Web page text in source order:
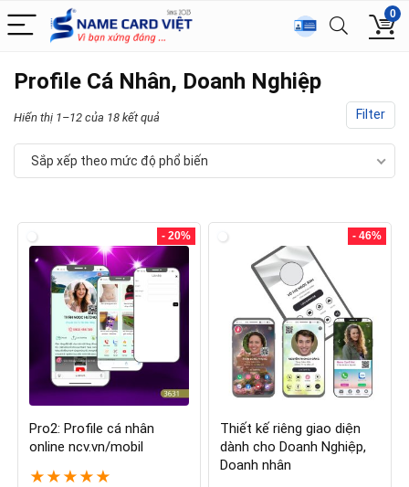
0
Profile Cá Nhân, Doanh Nghiệp
Filter
Hiển thị 1–12 của 18 kết quả
Sắp xếp theo mức độ phổ biến
- 20%
Pro2: Profile cá nhân
online ncv.vn/mobil
★ ★ ★ ★ ★
- 46%
Thiết kế riêng giao diện
dành cho Doanh Nghiệp,
Doanh nhân